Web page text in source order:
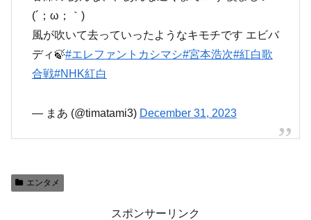
(´；ω；｀)
風が吹いて去っていったようなキモチです エビバ
ディ🍃#エレファントカシマシ#宮本浩次#紅白歌
合戦#NHK紅白
— まあ (@timatami3) December 31, 2023
エンタメ
スポンサーリンク